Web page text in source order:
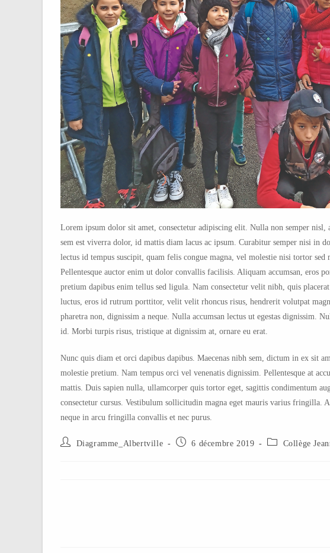
Lorem ipsum dolor sit amet, consectetur adipiscing elit. Nulla non semper
sem est viverra dolor, id mattis diam lacus ac ipsum. Curabitur semper nisi in
lectus id tempus suscipit, quam felis congue magna, vel molestie nisi tortor
Pellentesque auctor enim ut dolor convallis facilisis. Aliquam accumsan, eros
pretium dapibus enim tellus sed ligula. Nam consectetur velit nibh, quis
luctus, eros id rutrum porttitor, velit velit rhoncus risus, hendrerit volutpat
pharetra non, dignissim a neque. Nulla accumsan lectus ut egestas dignissim.
id. Morbi turpis risus, tristique at dignissim at, ornare eu erat.
Nunc quis diam et orci dapibus dapibus. Maecenas nibh sem, dictum in ex sit
molestie pretium. Nam tempus orci vel venenatis dignissim. Pellentesque at
mattis. Duis sapien nulla, ullamcorper quis tortor eget, sagittis condimentum
consectetur cursus. Vestibulum sollicitudin magna eget mauris varius fringilla.
neque in arcu fringilla convallis et nec purus.
Diagramme_Albertville 6 décembre 2019 Collège